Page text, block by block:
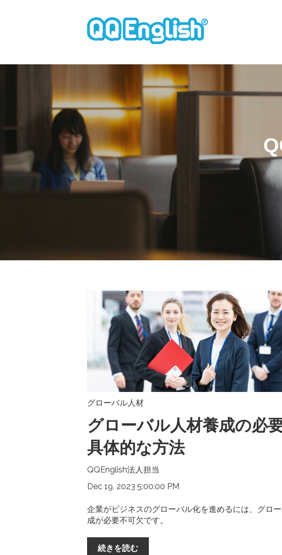
グローバル人材
グローバル人材養成の必
具体的な方法
QQEnglish法人担当
Dec 19, 2023 5:00:00 PM
企業がビジネスのグローバル化を進めるには、グロ
成が必要不可欠です。
続きを読む